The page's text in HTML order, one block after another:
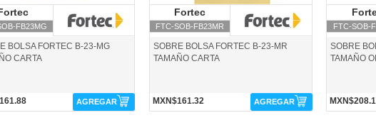
FB23MG
BOLSA FORTEC B-23-MG
CARTA
AGREGAR
Fortec
FTC-SOB-FB23MR
SOBRE BOLSA FORTEC B-23-MR
TAMAÑO CARTA
MXN$161.32 AGREGAR
FTC-SOB-
SOBRE
TAMAÑO